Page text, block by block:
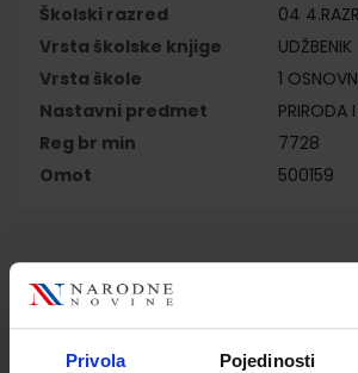
Privola Pojedinosti
Školski razred
04
Vrsta školske knjige
UDŽBENIK
Vrsta škole
1
Nastavni predmet
PRIRODA
Reg br min
7728
Omot
500159
Kupci najčešće biraju..